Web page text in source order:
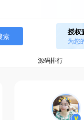
索
源码排行